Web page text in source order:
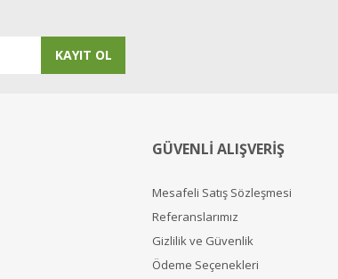
KAYIT OL
GÜVENLİ ALIŞVERİŞ
Mesafeli Satış Sözleşmesi
Referanslarımız
Gizlilik ve Güvenlik
Ödeme Seçenekleri